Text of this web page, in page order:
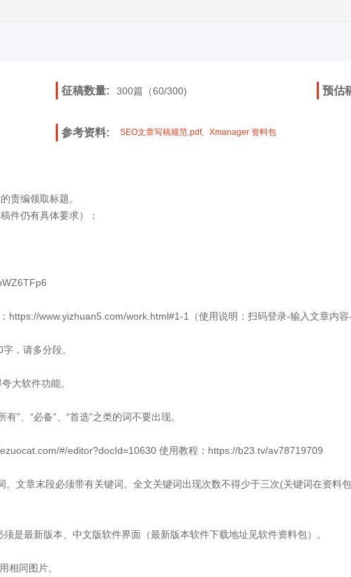
征稿数量: 300篇（60/300) 预估
参考资料: SEO文章写稿规范.pdf, Xmanager 资料包
责编领取标题。
件仍有具体要求）：
https://www.yizhuan5.com/work.html#1-1（使用说明：扫码登录-输入文章内容-
，请多分段。
大软件功能。
”、“必备”、“首选”之类的词不要出现。
#/editor?docId=10630 使用教程：https://b23.tv/av78719709
文章末段必须带有关键词。全文关键词出现次数不得少于三次(关键词在资料
是最新版本、中文版软件界面（最新版本软件下载地址见软件资料包）。
相同图片。